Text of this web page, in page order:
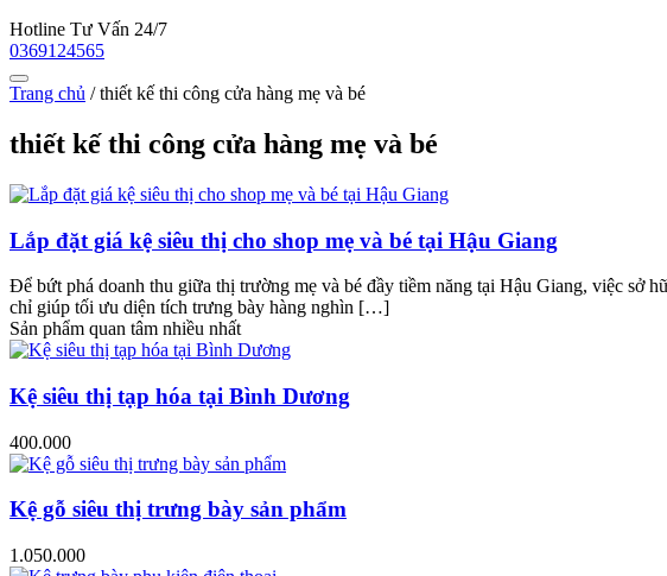
Hotline Tư Vấn 24/7
0369124565
Trang chủ /thiết kế thi công cửa hàng mẹ và bé
thiết kế thi công cửa hàng mẹ và bé
Lắp đặt giá kệ siêu thị cho shop mẹ và bé tại Hậu Giang
Để bứt phá doanh thu giữa thị trường mẹ và bé đầy tiềm năng tại Hậu Giang, việc sở
chỉ giúp tối ưu diện tích trưng bày hàng nghìn […]
Sản phẩm quan tâm nhiều nhất
Kệ siêu thị tạp hóa tại Bình Dương
400.000
Kệ gỗ siêu thị trưng bày sản phẩm
1.050.000